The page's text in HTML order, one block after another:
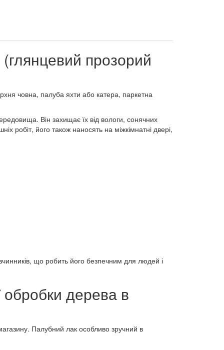
прозорий
човна, палуба яхти або катера, паркетна
Він захищає їх від вологи, сонячних
робіт, його також наносять на міжкімнатні двері,
що робить його безпечним для людей і
обробки дерева в
Палубний лак особливо зручний в